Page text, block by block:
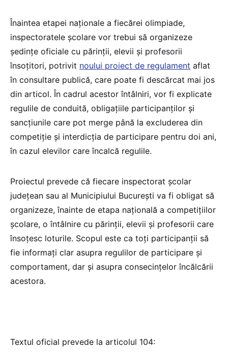
Înaintea etapei naționale a fiecărei olimpiade,
inspectoratele școlare vor trebui să organizeze
ședințe oficiale cu părinții, elevii și profesorii
însoțitori, potrivit noului proiect de regulament aflat
în consultare publică, care poate fi descărcat mai jos
din articol. În cadrul acestor întâlniri, vor fi explicate
regulile de conduită, obligațiile participanților și
sancțiunile care pot merge până la excluderea din
competiție și interdicția de participare pentru doi ani,
în cazul elevilor care încalcă regulile.
Proiectul prevede că fiecare inspectorat școlar
județean sau al Municipiului București va fi obligat să
organizeze, înainte de etapa națională a competițiilor
școlare, o întâlnire cu părinții, elevii și profesorii care
însoțesc loturile. Scopul este ca toți participanții să
fie informați clar asupra regulilor de participare și
comportament, dar și asupra consecințelor încălcării
acestora.
Textul oficial prevede la articolul 104: